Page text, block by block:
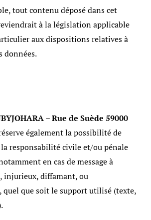
tout contenu déposé dans cet
à la législation applicable
aux dispositions relatives à
données.
– Rue de Suède 59000
également la possibilité de
responsabilité civile et/ou pénale
en cas de message à
injurieux, diffamant, ou
quel que soit le support utilisé (texte,